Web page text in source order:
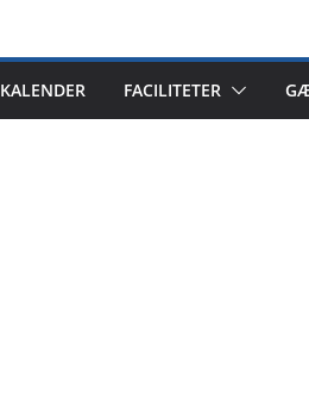
KALENDER FACILITETER